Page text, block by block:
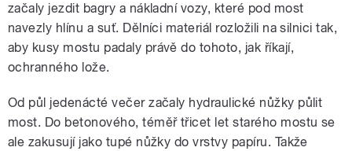
začaly jezdit bagry a nákladní vozy, které pod most
navezly hlínu a suť. Dělníci materiál rozložili na silnici tak,
aby kusy mostu padaly právě do tohoto, jak říkají,
ochranného lože.
Od půl jedenácté večer začaly hydraulické nůžky půlit
most. Do betonového, téměř třicet let starého mostu se
ale zakusují jako tupé nůžky do vrstvy papíru. Takže